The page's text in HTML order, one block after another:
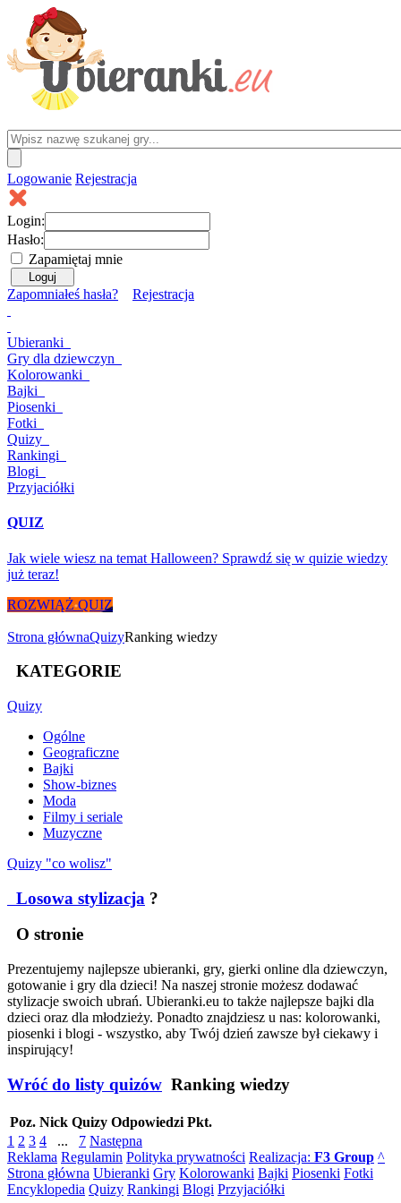
Logowanie Rejestracja
Login:
Hasło:
Zapamiętaj mnie
Zapomniałeś hasła? Rejestracja
Ubieranki
Gry dla dziewczyn
Kolorowanki
Bajki
Piosenki
Fotki
Quizy
Rankingi
Blogi
Przyjaciółki
QUIZ
Jak wiele wiesz na temat Halloween? Sprawdź się w quizie wiedzy
już teraz!
ROZWIĄŻ QUIZ
Strona głównaQuizyRanking wiedzy
KATEGORIE
Quizy
Ogólne
Geograficzne
Bajki
Show-biznes
Moda
Filmy i seriale
Muzyczne
Quizy "co wolisz"
Losowa stylizacja ?
O stronie
Prezentujemy najlepsze ubieranki, gry, gierki online dla dziewczyn,
gotowanie i gry dla dzieci! Na naszej stronie możesz dodawać
stylizacje swoich ubrań. Ubieranki.eu to także najlepsze bajki dla
dzieci oraz dla młodzieży. Ponadto znajdziesz u nas: kolorowanki,
piosenki i blogi - wszystko, aby Twój dzień zawsze był ciekawy i
inspirujący!
Wróć do listy quizów Ranking wiedzy
Poz. Nick Quizy Odpowiedzi Pkt.
1 2 3 4 ... 7 Następna
Reklama Regulamin Polityka prywatności Realizacja: F3 Group ^
Strona główna Ubieranki Gry Kolorowanki Bajki Piosenki Fotki
Encyklopedia Quizy Rankingi Blogi Przyjaciółki